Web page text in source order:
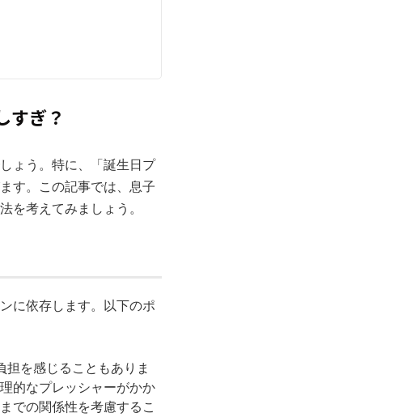
すぎ？
ょう。特に、「誕生日プ
す。この記事では、息子
を考えてみましょう。
に依存します。以下のポ
を感じることもありま
的なプレッシャーがかか
での関係性を考慮するこ